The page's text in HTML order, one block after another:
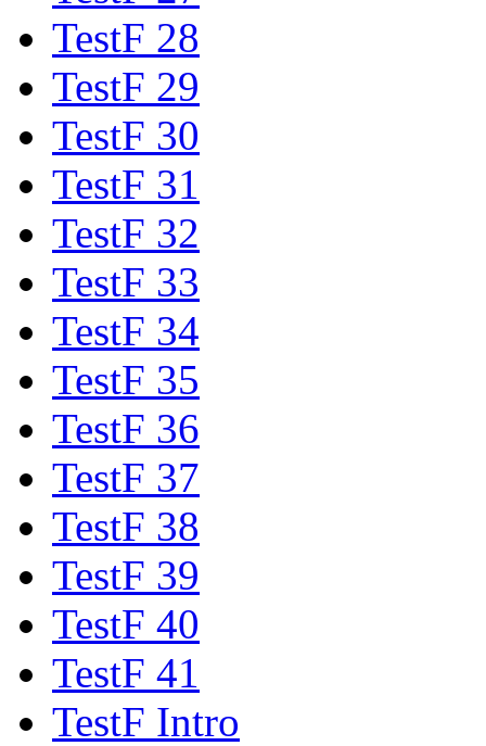
TestF 28
TestF 29
TestF 30
TestF 31
TestF 32
TestF 33
TestF 34
TestF 35
TestF 36
TestF 37
TestF 38
TestF 39
TestF 40
TestF 41
TestF Intro